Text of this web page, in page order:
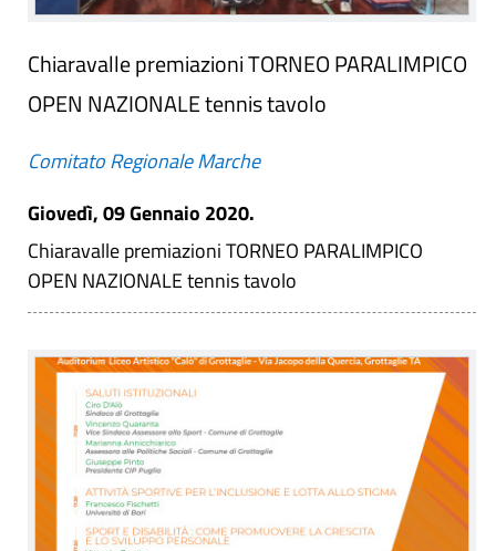
Chiaravalle premiazioni TORNEO PARALIMPICO
OPEN NAZIONALE tennis tavolo
Comitato Regionale Marche
Giovedì, 09 Gennaio 2020.
Chiaravalle premiazioni TORNEO PARALIMPICO
OPEN NAZIONALE tennis tavolo